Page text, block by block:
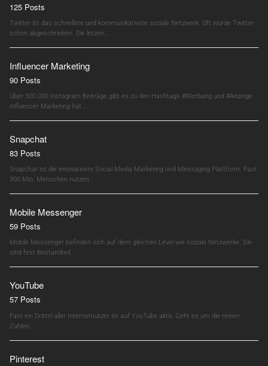
125 Posts
Twitter ist das schnellste und kommunikativste soziale Netzwerk. Oft wurde Twitter
schon abgeschrieben. Die letzen…
Influencer Marketing
90 Posts
Über 500.000 Instagram Beiträge gibt es zu den Hashtags #Werbung und #Anzeige.
Influencer Marketing hat…
Snapchat
83 Posts
Snapchat ist die innovativste Social Media Marketing und Messaging Plattform. Fast
300 Mio. Menschen nutzen…
Mobile Messenger
59 Posts
Mobile Messenger befinden sich auf dem gleichen Level wie soziale Netzwerke. Sie
sind fest Bestandteil…
YouTube
57 Posts
Fast ein Drittel aller Internetnutzer ist auf YouTube aktiv. Geht es um die reinen
Zahlen,…
Pinterest